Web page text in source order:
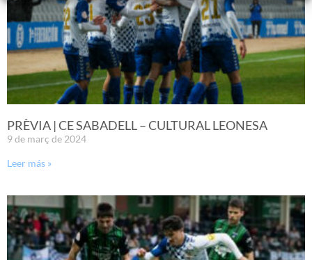
PRÈVIA | CE SABADELL – CULTURAL LEONESA
9 de març de 2024
Leer más »